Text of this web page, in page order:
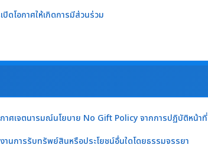
ปิดโอกาศให้เกิดการมีส่วนร่วม
าศเจตนารมณ์นโยบาย No Gift Policy จากการปฏิบัติหน้าที่
านการรับทรัพย์สินหรือประโยชน์อื่นใดโดยธรรมจรรยา